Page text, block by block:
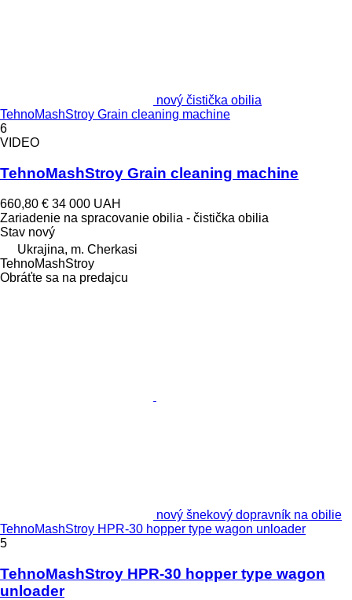
nový čistička obilia
TehnoMashStroy Grain cleaning machine
6
VIDEO
TehnoMashStroy Grain cleaning machine
660,80 € 34 000 UAH
Zariadenie na spracovanie obilia - čistička obilia
Stav nový
Ukrajina, m. Cherkasi
TehnoMashStroy
Obráťte sa na predajcu
nový šnekový dopravník na obilie
TehnoMashStroy HPR-30 hopper type wagon unloader
5
TehnoMashStroy HPR-30 hopper type wagon
unloader